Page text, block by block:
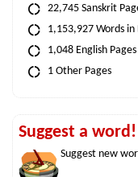
22,745 Sanskrit
1,153,927 Words
1,048 English Pages
1 Other Pages
Suggest a word!
Suggest new